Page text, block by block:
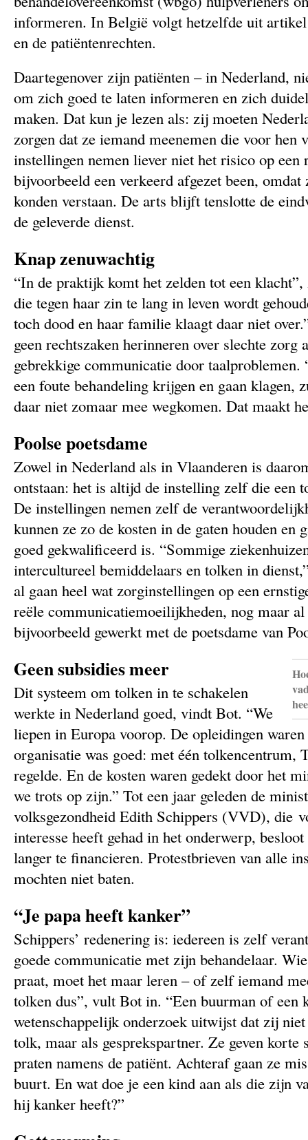
informeren. In België volgt hetzelfde uit
en de patiëntenrechten.
Daartegenover zijn patiënten – in Nederland,
om zich goed te laten informeren en zich
maken. Dat kun je lezen als: zij moeten
zorgen dat ze iemand meenemen die voor hen
instellingen nemen liever niet het risico op een
bijvoorbeeld een verkeerd afgezet been, omdat
konden verstaan. De arts blijft tenslotte de
de geleverde dienst.
Knap zenuwachtig
“In de praktijk komt het zelden tot een
die tegen haar zin te lang in leven wordt
toch dood en haar familie klaagt daar niet
geen rechtszaken herinneren over slechte zorg
gebrekkige communicatie door taalproblemen.
een foute behandeling krijgen en gaan klagen,
daar niet zomaar mee wegkomen. Dat maakt
Poolse poetsdame
Zowel in Nederland als in Vlaanderen is
ontstaan: het is altijd de instelling zelf die een
De instellingen nemen zelf de
kunnen ze zo de kosten in de gaten houden en
goed gekwalificeerd is. “Sommige
intercultureel bemiddelaars en tolken in
al gaan heel wat zorginstellingen op een
reële communicatiemoeilijkheden, nog maar
bijvoorbeeld gewerkt met de poetsdame van
Geen subsidies meer
Dit systeem om tolken in te schakelen
werkte in Nederland goed, vindt Bot. “We
liepen in Europa voorop. De opleidingen
organisatie was goed: met één tolkencentrum,
regelde. En de kosten waren gedekt door het
we trots op zijn.” Tot een jaar geleden de
volksgezondheid Edith Schippers (VVD), die
interesse heeft gehad in het onderwerp,
langer te financieren. Protestbrieven van alle
mochten niet baten.
“Je papa heeft kanker”
Schippers’ redenering is: iedereen is zelf
goede communicatie met zijn behandelaar.
praat, moet het maar leren – of zelf iemand
tolken dus”, vult Bot in. “Een buurman of
wetenschappelijk onderzoek uitwijst dat zij
tolk, maar als gesprekspartner. Ze geven korte
praten namens de patiënt. Achteraf gaan ze
buurt. En wat doe je een kind aan als die zijn
hij kanker heeft?”